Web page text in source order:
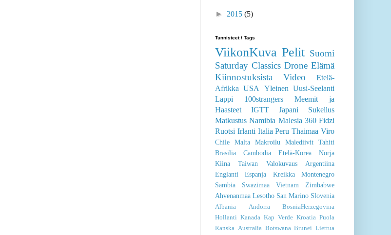
► 2015 (5)
Tunnisteet / Tags
ViikonKuva Pelit Suomi
Saturday Classics Drone Elämä
Kiinnostuksista
Video
Etelä-
Afrikka
USA Yleinen Uusi-Seelanti
Lappi
100strangers
Meemit ja
Haasteet
IGTT Japani
Sukellus
Matkustus Namibia Malesia 360 Fidzi
Ruotsi Irlanti Italia Peru Thaimaa Viro
Chile Malta Makroilu Malediivit
Tahiti
Brasilia
Cambodia Etelä-Korea
Norja
Kiina
Taiwan Valokuvaus
Argentiina
Englanti
Espanja Kreikka
Montenegro
Sambia
Swazimaa Vietnam
Zimbabwe
Ahvenanmaa Lesotho San Marino Slovenia
Albania Andorra
BosniaHerzegovina
Hollanti Kanada Kap Verde Kroatia Puola
Ranska Australia Botswana Brunei Liettua